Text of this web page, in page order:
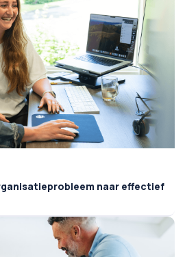
naar effectief